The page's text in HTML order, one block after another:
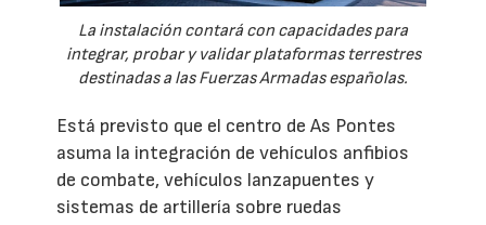
La instalación contará con capacidades para
integrar, probar y validar plataformas terrestres
destinadas a las Fuerzas Armadas españolas.
Está previsto que el centro de As Pontes
asuma la integración de vehículos anfibios
de combate, vehículos lanzapuentes y
sistemas de artillería sobre ruedas